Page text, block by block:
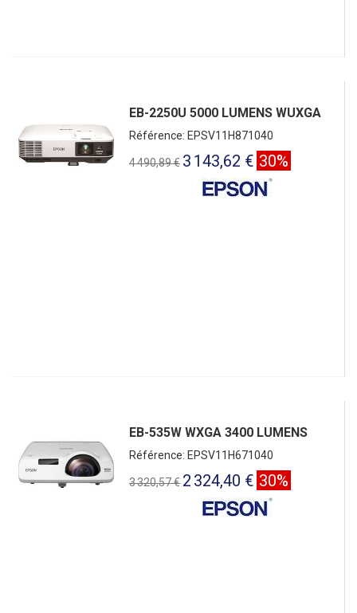
EB-2250U 5000 LUMENS WUXGA
Référence: EPSV11H871040
4 490,89 € 3 143,62 € 30%
EB-535W WXGA 3400 LUMENS
Référence: EPSV11H671040
3 320,57 € 2 324,40 € 30%